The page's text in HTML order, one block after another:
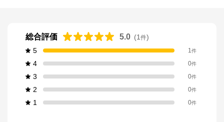
総合評価 5.0 (1 件)
5
1件
4 0件
3 0件
2 0件
1 0件